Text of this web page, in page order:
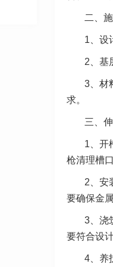
二、
1、设
2、基
3、材
求。
三、
1、开
枪清理槽
2、安
要确保金
3、浇
要符合设
4、养